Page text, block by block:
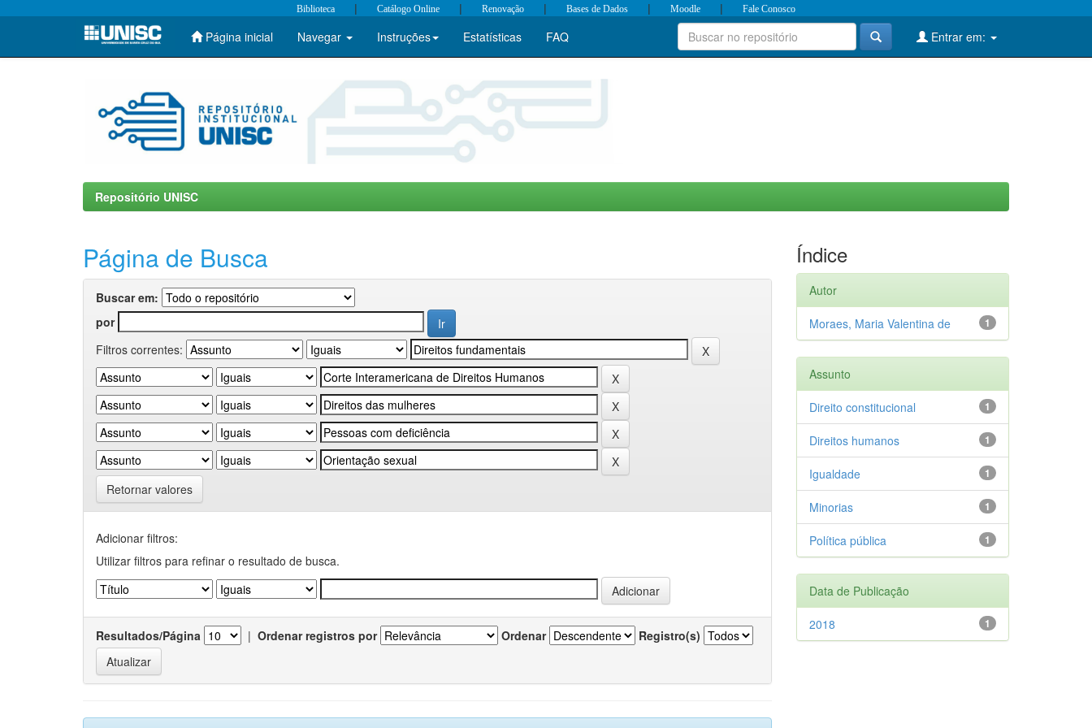
Skip
Biblioteca | Catálogo Online | Renovação | Bases de Dados | Moodle | Fale Conosco
Página inicial Navegar Instruções Estatísticas FAQ Entrar em:
Repositório UNISC
Página de Busca
Buscar em:
por
Filtros correntes:
Retornar valores
Adicionar filtros:
Utilizar filtros para refinar o resultado de busca.
Resultados/Página | Ordenar registros por Ordenar Registro(s)
Índice
Autor
1
Moraes, Maria Valentina de
Assunto
1
Direito constitucional
1
Direitos humanos
1
Igualdade
1
Minorias
1
Política pública
Data de Publicação
1
2018